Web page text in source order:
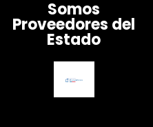
Somos
Proveedores del
Estado